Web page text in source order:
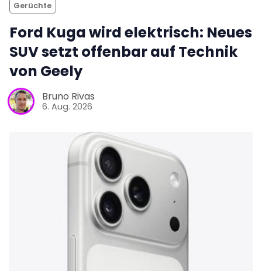
Gerüchte
Ford Kuga wird elektrisch: Neues
SUV setzt offenbar auf Technik
von Geely
Bruno Rivas
6. Aug. 2026